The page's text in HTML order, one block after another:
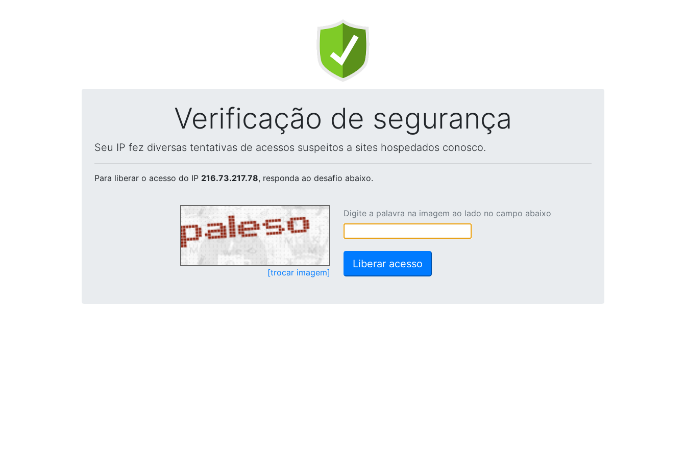
Verificação de segurança
Seu IP fez diversas tentativas de acessos suspeitos a sites hospedados conosco.
Para liberar o acesso do IP 216.73.217.78, responda ao desafio abaixo.
[trocar imagem]
Digite a palavra na imagem ao lado no campo abaixo